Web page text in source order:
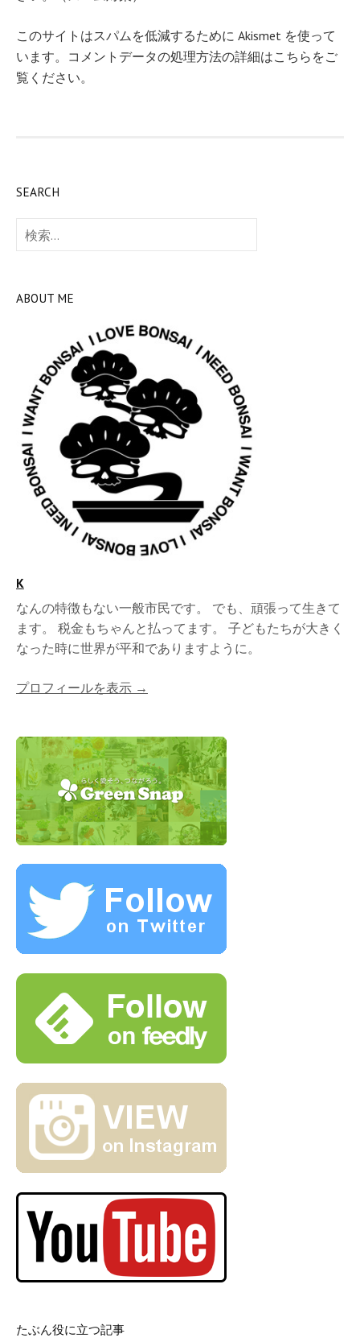
このサイトはスパムを低減するために Akismet を使って
います。 コメントデータの処理方法の詳細はこちらをご
覧ください。
SEARCH
検
索:
ABOUT ME
K
なんの特徴もない一般市民です。 でも、頑張って生きて
ます。 税金もちゃんと払ってます。 子どもたちが大きく
なった時に世界が平和でありますように。
プロフィールを表示 →
たぶん役に立つ記事